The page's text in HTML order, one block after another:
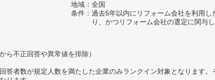
地域：全国
条件：過去5年以内にリフォーム会社を利用し
り、かつリフォーム会社の選定に関与
不正回答や異常値を排除）
者数が規定人数を満たした企業のみランクイン対象となります。